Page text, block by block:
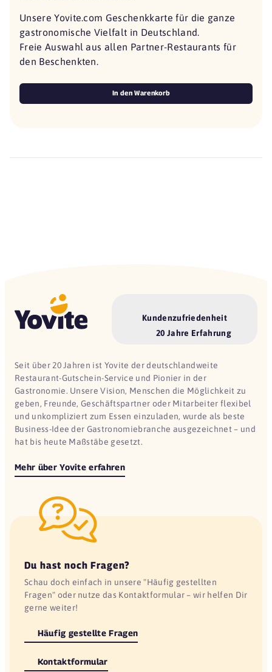
Unsere Yovite.com Geschenkkarte für die ganze
gastronomische Vielfalt in Deutschland.
Freie Auswahl aus allen Partner-Restaurants für
den Beschenkten.
In den Warenkorb
Kundenzufriedenheit
20 Jahre Erfahrung
Seit über 20 Jahren ist Yovite der deutschlandweite
Restaurant-Gutschein-Service und Pionier in der
Gastronomie. Unsere Vision, Menschen die Möglichkeit zu
geben, Freunde, Geschäftspartner oder Mitarbeiter flexibel
und unkompliziert zum Essen einzuladen, wurde als beste
Business-Idee der Gastronomiebranche ausgezeichnet – und
hat bis heute Maßstäbe gesetzt.
Mehr über Yovite erfahren
Du hast noch Fragen?
Schau doch einfach in unsere "Häufig gestellten
Fragen" oder nutze das Kontaktformular – wir helfen Dir
gerne weiter!
Häufig gestellte Fragen
Kontaktformular